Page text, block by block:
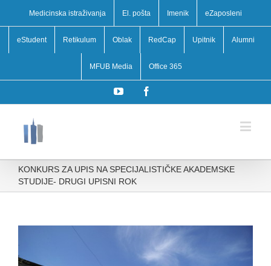
Medicinska istraživanja El. pošta Imenik eZaposleni
eStudent Retikulum Oblak RedCap Upitnik Alumni
MFUB Media Office 365
YouTube
KONKURS ZA UPIS NA SPECIJALISTIČKE AKADEMSKE
STUDIJE-⁠ DRUGI UPISNI ROK